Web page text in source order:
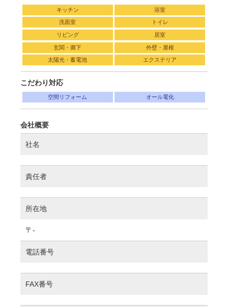
キッチン 浴室
洗面室 トイレ
リビング 居室
玄関・廊下 外壁・屋根
太陽光・蓄電池 エクステリア
こだわり対応
空間リフォーム オール電化
会社概要
社名
責任者
所在地
〒-
電話番号
FAX番号